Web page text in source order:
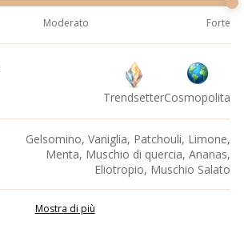
Moderato Forte
TrendsetterCosmopolita
Gelsomino, Vaniglia, Patchouli, Limone,
Menta, Muschio di quercia, Ananas,
Eliotropio, Muschio Salato
Mostra di più